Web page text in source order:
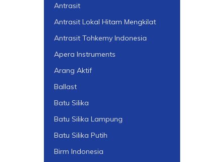
Antrasit
Antrasit Lokal Hitam Mengkilat
Antrasit Tohkemy Indonesia
Apera Instruments
Arang Aktif
Ballast
Batu Silika
Batu Silika Lampung
Batu Silika Putih
Birm Indonesia